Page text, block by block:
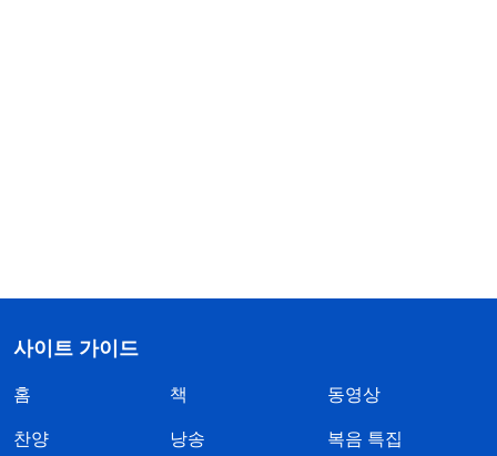
사이트 가이드
홈 책 동영상
찬양 낭송 복음 특집